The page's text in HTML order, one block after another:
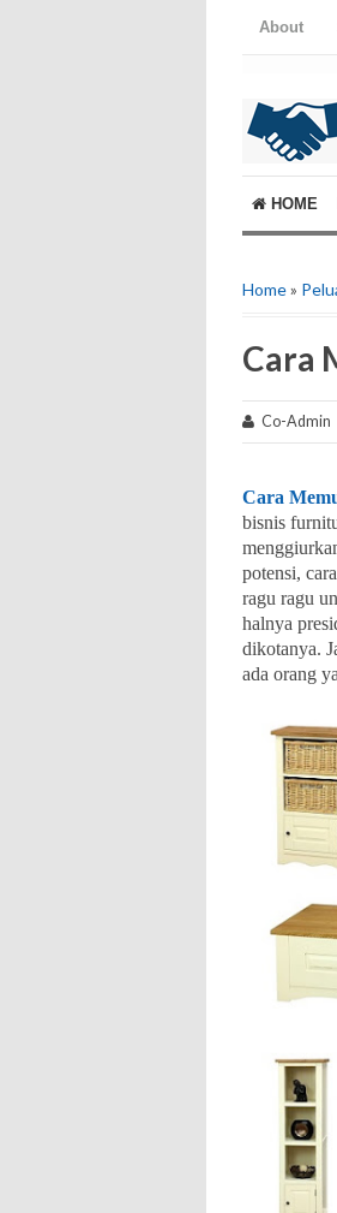
About
HOME
Home»
Cara
Co-Admin
Cara
bisnis
potensi,
ragu ragu
halnya
dikotanya.
ada orang